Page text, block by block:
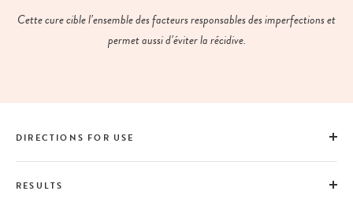
Cette cure cible l’ensemble des facteurs responsables des imperfections et
permet aussi d’éviter la récidive.
DIRECTIONS FOR USE
RESULTS